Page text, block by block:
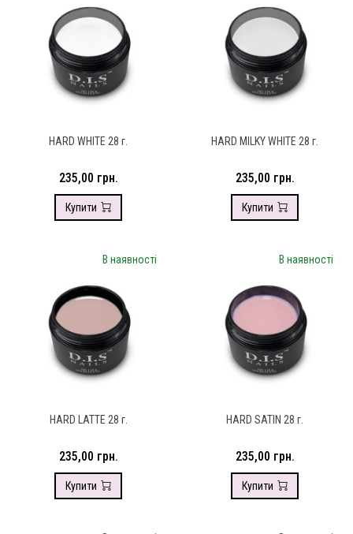
HARD WHITE 28 г.
235,00 грн.
Купити
HARD MILKY WHITE 28 г.
235,00 грн.
Купити
В наявності
HARD LATTE 28 г.
235,00 грн.
Купити
В наявності
HARD SATIN 28 г.
235,00 грн.
Купити